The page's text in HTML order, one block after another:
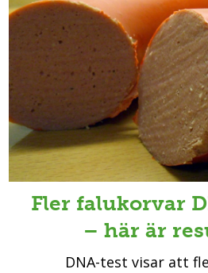
Fler falukorvar
– här är
DNA-test visar att